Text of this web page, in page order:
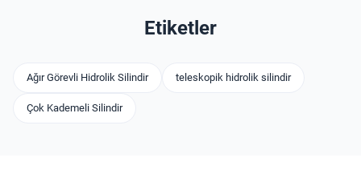
Etiketler
Ağır Görevli Hidrolik Silindir teleskopik hidrolik silindir
Çok Kademeli Silindir